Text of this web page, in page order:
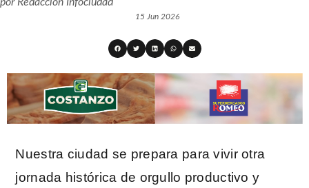
15 Jun 2026
Nuestra ciudad se prepara para vivir otra
jornada histórica de orgullo productivo y